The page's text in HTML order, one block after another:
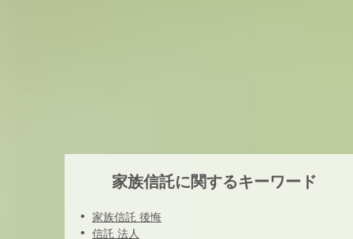
家族信託に関するキーワード
家族信託 後悔
信託 法人